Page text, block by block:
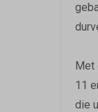
Met
11
die